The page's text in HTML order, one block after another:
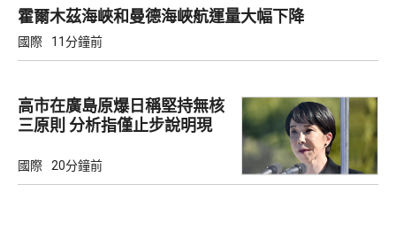
霍爾木茲海峽和曼德海峽航運量大幅下降
國際 11分鐘前
高市在廣島原爆日稱堅持無核
三原則 分析指僅止步說明現
國際 20分鐘前